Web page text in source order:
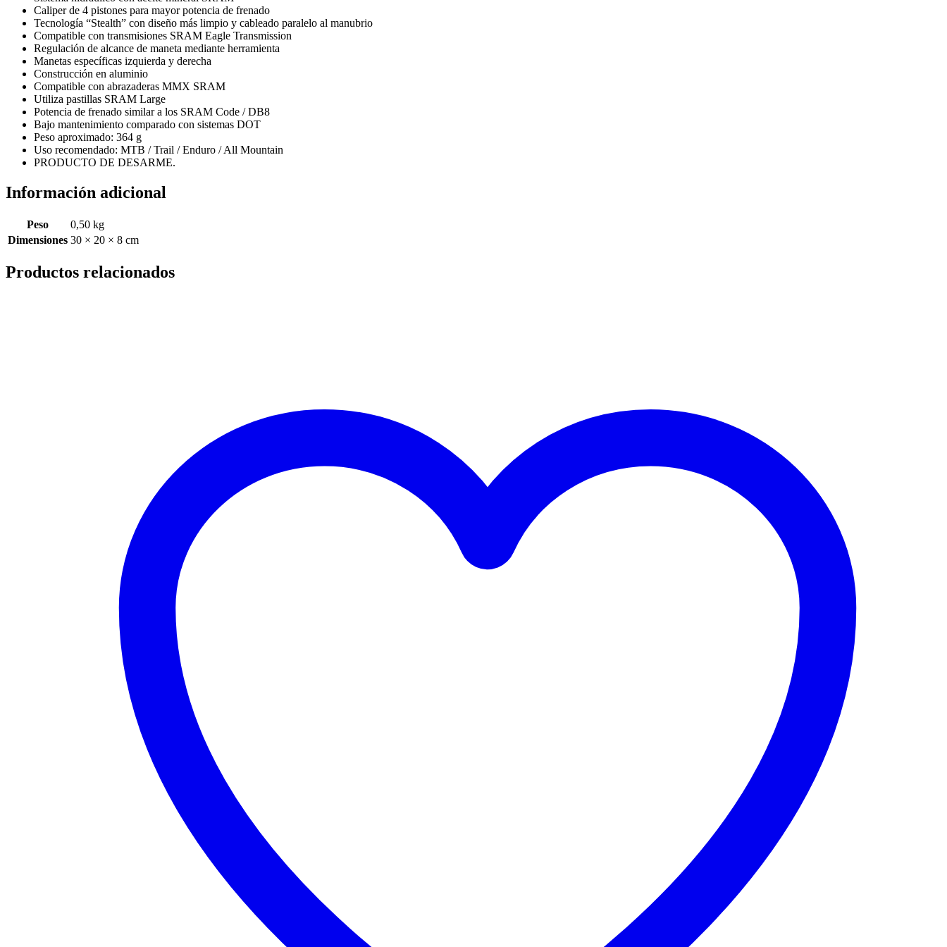
Caliper de 4 pistones para mayor potencia de frenado
Tecnología “Stealth” con diseño más limpio y cableado paralelo al manubrio
Compatible con transmisiones SRAM Eagle Transmission
Regulación de alcance de maneta mediante herramienta
Manetas específicas izquierda y derecha
Construcción en aluminio
Compatible con abrazaderas MMX SRAM
Utiliza pastillas SRAM Large
Potencia de frenado similar a los SRAM Code / DB8
Bajo mantenimiento comparado con sistemas DOT
Peso aproximado: 364 g
Uso recomendado: MTB / Trail / Enduro / All Mountain
PRODUCTO DE DESARME.
Información adicional
Peso
0,50 kg
Dimensiones 30 × 20 × 8 cm
Productos relacionados